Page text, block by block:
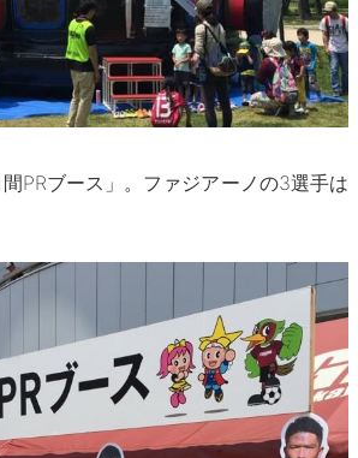
PRブース」。ファジアーノの3選手は